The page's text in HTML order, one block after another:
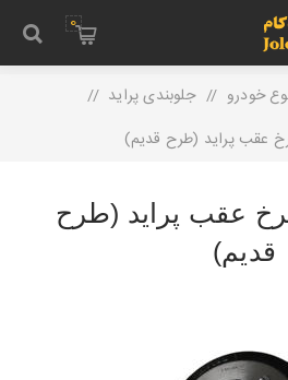
0
خودرو / جلوبندی پراید
/
عقب پراید (طرح قدیم)
عقب پراید (طرح
قدیم)